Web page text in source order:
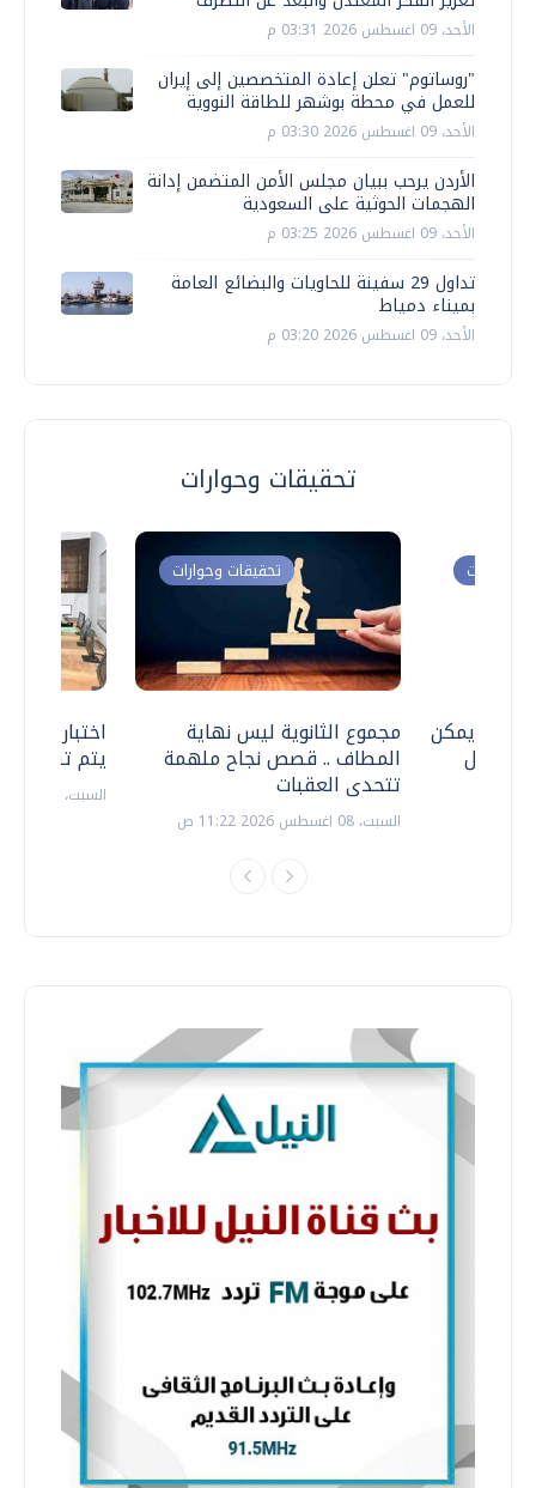
الأحد، 09 اغسطس 2026 03:31 م
"روساتوم" تعلن إعادة المتخصصين إلى إيران
للعمل في محطة بوشهر للطاقة النووية
الأحد، 09 اغسطس 2026 03:30 م
الأردن يرحب ببيان مجلس الأمن المتضمن إدانة
الهجمات الحوثية على السعودية
الأحد، 09 اغسطس 2026 03:25 م
تداول 29 سفينة للحاويات والبضائع العامة
بميناء دمياط
الأحد، 09 اغسطس 2026 03:20 م
تحقيقات وحوارات
اختبارات
يتم
السبت، 18 يوليو 2026 09:22 ص
تحقيقات وحوارات
مجموع الثانوية ليس نهاية
المطاف .. قصص نجاح ملهمة
تتحدى العقبات
السبت، 08 اغسطس 2026 11:22 ص
وحوارات
.. هل يمكن
نتعامل